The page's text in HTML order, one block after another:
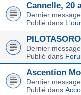
Cannelle, 20
Dernier
Publié dans
Dernier
Publié dans
Ascention
Dernier
Publié dans